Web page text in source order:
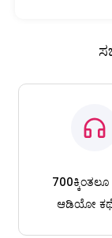
700ಕ್ಕಿಂತಲೂ
ಆಡಿಯೋ